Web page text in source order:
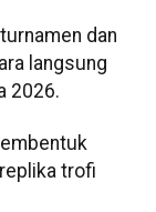
dan
langsung
2026.
trofi